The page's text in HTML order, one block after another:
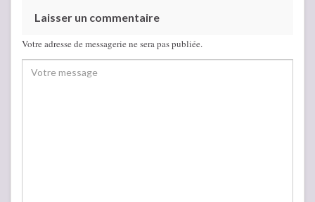
Laisser un commentaire
Votre adresse de messagerie ne sera pas publiée.